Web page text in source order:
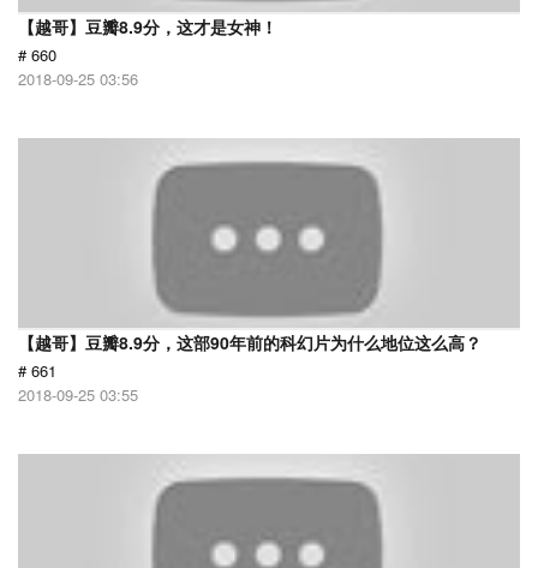
【越哥】豆瓣8.9分，这才是女神！
# 660
2018-09-25 03:56
【越哥】豆瓣8.9分，这部90年前的科幻片为什么地位这么高？
# 661
2018-09-25 03:55